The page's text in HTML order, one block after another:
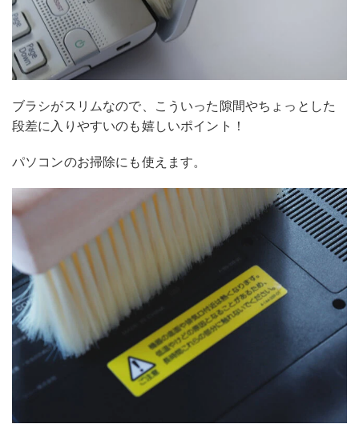
ブラシがスリムなので、こういった隙間やちょっとした
段差に入りやすいのも嬉しいポイント！
パソコンのお掃除にも使えます。